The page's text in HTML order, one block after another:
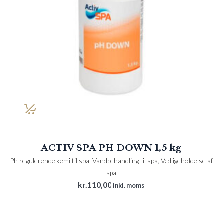
ACTIV SPA PH DOWN 1,5 kg
Ph regulerende kemi til spa Vandbehandling til spa Vedligeholdelse af
spa
kr.110,00inkl. moms